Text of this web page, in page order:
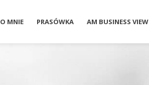
O MNIE PRASÓWKA AM BUSINESS VIEW